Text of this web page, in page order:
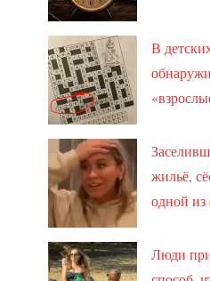
В
жильё,
одной из
Люди